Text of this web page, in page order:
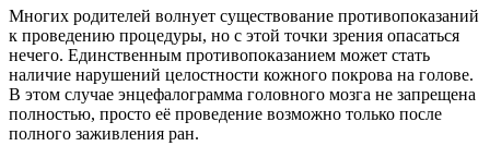
Многих родителей волнует существование противопоказаний
к проведению процедуры, но с этой точки зрения опасаться
нечего. Единственным противопоказанием может стать
наличие нарушений целостности кожного покрова на голове.
В этом случае энцефалограмма головного мозга не запрещена
полностью, просто её проведение возможно только после
полного заживления ран.